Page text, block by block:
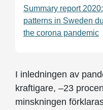
Summary report
patterns in Sweden
the corona pandemic
I inledningen av
kraftigare, –23
minskningen